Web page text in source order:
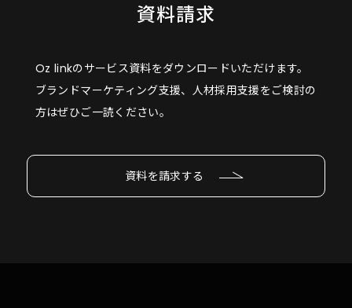
資料請求
Oz linkのサービス資料をダウンロードいただけます。
ブランドマーケティング支援、人材採用支援をご検討の
方はぜひご一読ください。
資料を請求する